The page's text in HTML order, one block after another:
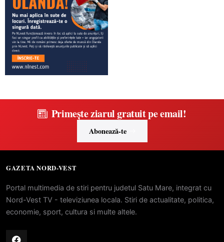
Primește ziarul gratuit pe email!
Abonează-te
GAZETA NORD-VEST
Portal multimedia de stiri pentru judetul Satu Mare, integrat cu
Nord-Vest TV - televiziunea locala. Stiri de actualitate, politica,
economie, sport, cultura si multe altele.